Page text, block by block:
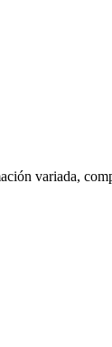
variada,